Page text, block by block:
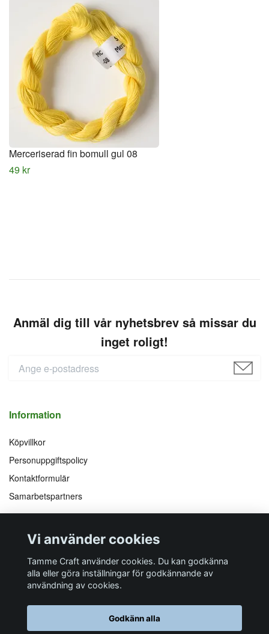
Merceriserad fin bomull gul 08
49 kr
Anmäl dig till vår nyhetsbrev så missar du
inget roligt!
Information
Köpvillkor
Personuppgiftspolicy
Kontaktformulär
Samarbetspartners
Följ oss på
Facebook
Instagram
YouTube
Pinterest
Vi accepterar
Åkersberga
E-post
info@tamme.com
Vi använder cookies
Tamme Craft använder cookies. Du kan godkänna
alla eller göra inställningar för godkännande av
användning av cookies.
Godkänn alla